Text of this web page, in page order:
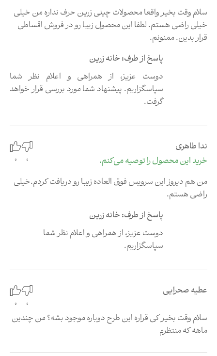
سلام وقت بخیر واقعا محصولات چینی زرین حرف نداره من خیلی
خیلی راضی هستم. لطفا این محصول زیبا رو در فروش اقساطی
قرار بدین. ممنونم.
پاسخ از طرف: خانه زرین
دوست عزیز،‌ از همراهی و اعلام نظر شما
سپاسگزاریم. پیشنهاد شما مورد بررسی قرار خواهد
گرفت.
ندا طاهری
خرید این محصول را توصیه می‌کنم.
0
0
من هم دیروز این سرویس فوق العاده زیبا رو دریافت کردم.خیلی
راضی هستم.
پاسخ از طرف: خانه زرین
دوست عزیز،‌ از همراهی و اعلام نظر شما
سپاسگزاریم.
عطیه صحرایی
0
0
سلام وقت بخیر کی قراره این طرح دوباره موجود بشه؟ من چندین
ماهه که منتظرم